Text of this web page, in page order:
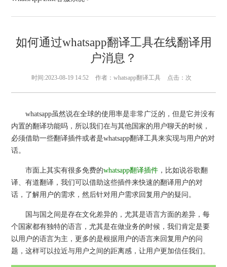
如何通过whatsapp翻译工具在线翻译用
户消息？
时间:2023-08-19 14:52 作者：whatsapp翻译工具 点击： 次
whatsapp虽然说在全球的使用率是非常广泛的，但是它并没有
内置的翻译功能吗，所以我们在与其他国家的用户聊天的时候，
必须借助一些翻译插件或者是whatsapp翻译工具来实现与用户的对
话。
市面上其实有很多免费的whatsapp翻译插件 ，比如说谷歌翻
译、有道翻译，我们可以借助这些插件来快速的翻译用户的对
话，了解用户的需求，然后针对用户需求回复用户的疑问。
国与国之间是存在文化差异的，尤其是语言方面的差异，每
个国家都有独特的语言，尤其是在做业务的时候，我们肯定是要
以用户的语言为主，更多的是根据用户的语言来回复用户的问
题，这样可以拉近与用户之间的距离感，让用户更加信任我们。